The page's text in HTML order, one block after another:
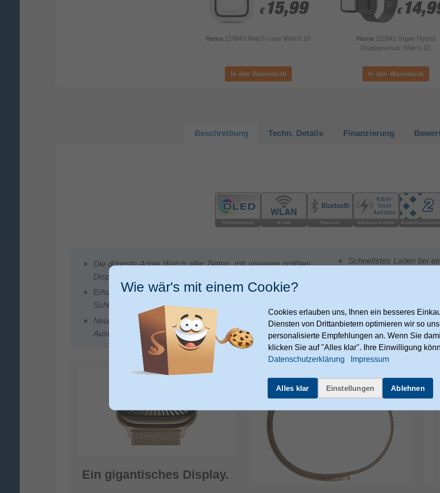
€ 15,99
€ 15,99
Hama 210943 Watch case Watch 10
€
€
Hama 210941 Super Hybrid
Displayschutz Watch 10
Beschreibung Techn. Details Finanzierung
Die dünnste Apple Watch aller Zeiten, mit unserem größten
Display
Erhalte Infos zu deiner Gesundheit, inklusive den neuen
Schlafapnoe Mitteilungen
Neue Sensoren für Tiefe und Wasser­temperatur für deine
Ausflüge ins Wasser
Schnellstes Laden bei
deinen Lebensstil an
Ein gigantisches Display.
Wie wär's mit einem Cookie?
Cookies erlauben uns, Ihnen ein besseres
Diensten von Drittanbietern optimieren wir so
personalisierte Empfehlungen an. Wenn Sie
klicken Sie auf "Alles klar". Ihre Einwilligung
Datenschutzerklärung
Impressum
Alles klar Einstellungen Ablehnen